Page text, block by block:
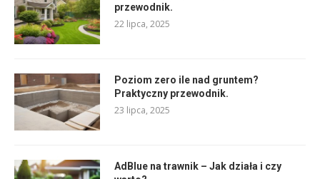
przewodnik.
22 lipca, 2025
Poziom zero ile nad gruntem?
Praktyczny przewodnik.
23 lipca, 2025
AdBlue na trawnik – Jak działa i czy